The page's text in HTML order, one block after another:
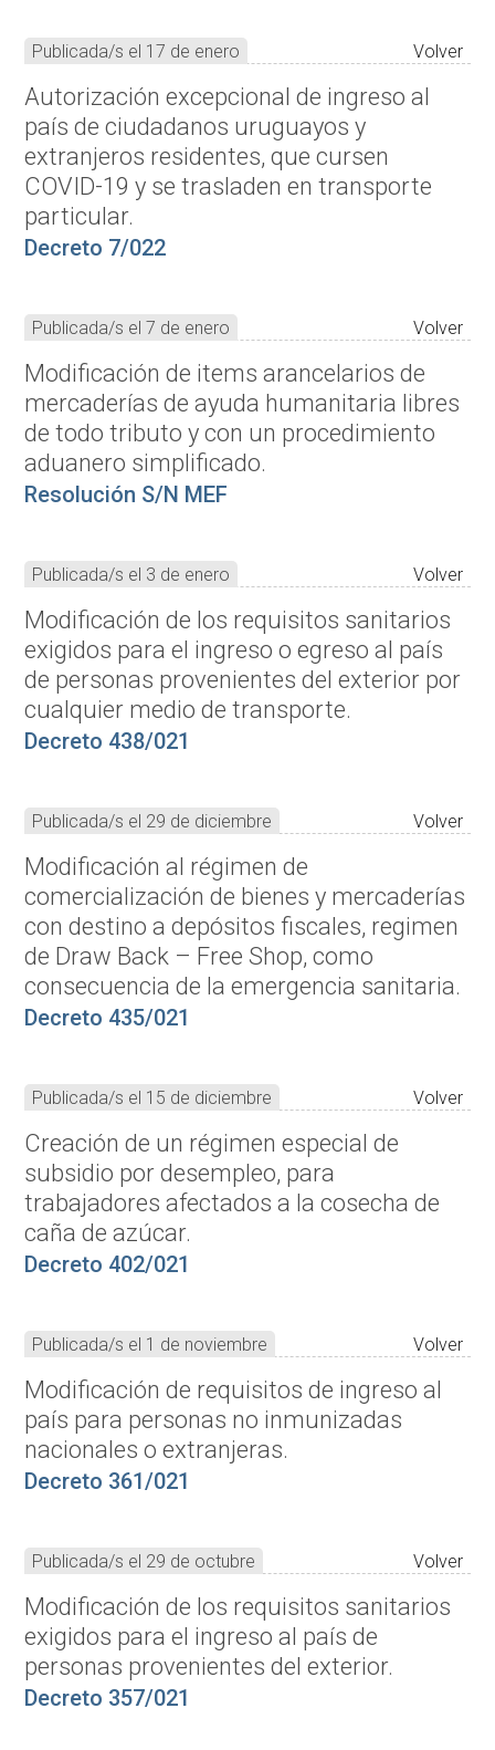
Publicada/s el 17 de enero Volver
Autorización excepcional de ingreso al
país de ciudadanos uruguayos y
extranjeros residentes, que cursen
COVID-19 y se trasladen en transporte
particular.
Decreto 7/022
Publicada/s el 7 de enero Volver
Modificación de items arancelarios de
mercaderías de ayuda humanitaria libres
de todo tributo y con un procedimiento
aduanero simplificado.
Resolución S/N MEF
Publicada/s el 3 de enero Volver
Modificación de los requisitos sanitarios
exigidos para el ingreso o egreso al país
de personas provenientes del exterior por
cualquier medio de transporte.
Decreto 438/021
Publicada/s el 29 de diciembre Volver
Modificación al régimen de
comercialización de bienes y mercaderías
con destino a depósitos fiscales, regimen
de Draw Back – Free Shop, como
consecuencia de la emergencia sanitaria.
Decreto 435/021
Publicada/s el 15 de diciembre Volver
Creación de un régimen especial de
subsidio por desempleo, para
trabajadores afectados a la cosecha de
caña de azúcar.
Decreto 402/021
Publicada/s el 1 de noviembre Volver
Modificación de requisitos de ingreso al
país para personas no inmunizadas
nacionales o extranjeras.
Decreto 361/021
Publicada/s el 29 de octubre Volver
Modificación de los requisitos sanitarios
exigidos para el ingreso al país de
personas provenientes del exterior.
Decreto 357/021